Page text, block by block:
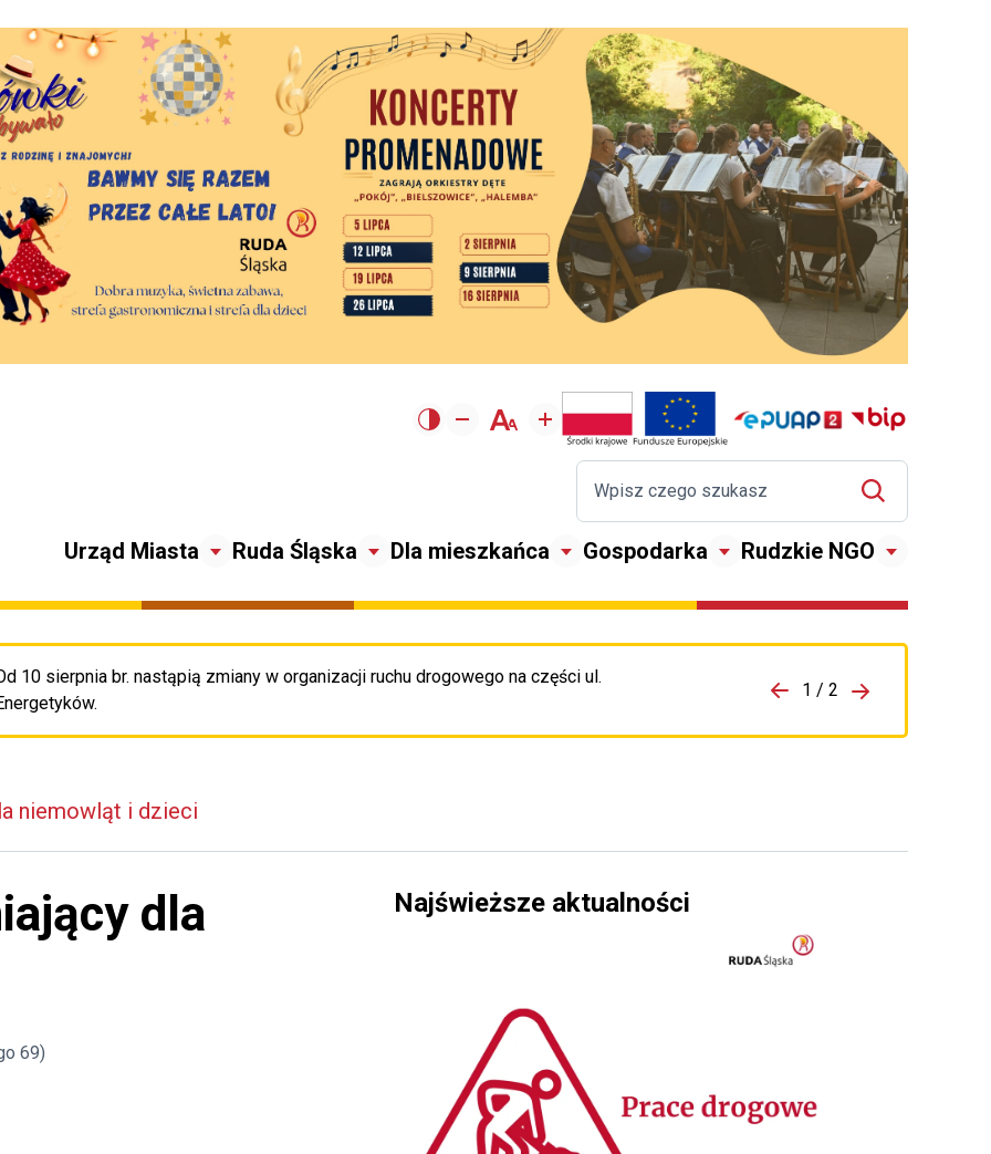
Urząd Miasta Ruda Śląska Dla mieszkańca Gospodarka Rudzkie NGO
10 sierpnia br. nastąpią zmiany w organizacji ruchu drogowego na części ul.Przejdź do porzpedniego komunikatu 1 / 2
Przejdź do
niemowląt i dzieci
dla
69)
Najświeższe aktualności